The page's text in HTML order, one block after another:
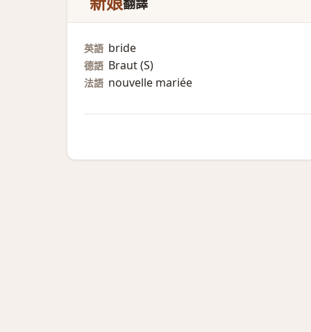
翻譯
英語 bride
德語 Braut (S)​
法語 nouvelle mariée